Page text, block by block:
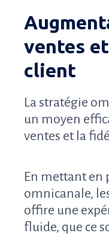
ventes
client
La stratégie
un moyen
ventes et la
En mettant en
omnicanale,
offire une
fluide, que ce